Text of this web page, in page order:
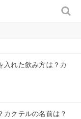
入れた飲み方は？カ
カクテルの名前は？